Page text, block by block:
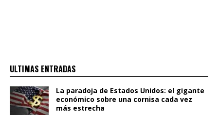
ULTIMAS ENTRADAS
La paradoja de Estados Unidos: el gigante
económico sobre una cornisa cada vez
más estrecha